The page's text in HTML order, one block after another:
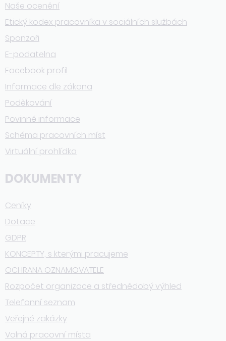
Naše ocenění
Etický kodex pracovníka v sociálních službách
Sponzoři
E-podatelna
Facebook profil
Informace dle zákona
Poděkování
Povinné informace
Schéma pracovních míst
Virtuální prohlídka
DOKUMENTY
Ceníky
Dotace
GDPR
KONCEPTY, s kterými pracujeme
OCHRANA OZNAMOVATELE
Rozpočet organizace a střednědobý výhled
Telefonní seznam
Veřejné zakázky
Volná pracovní místa